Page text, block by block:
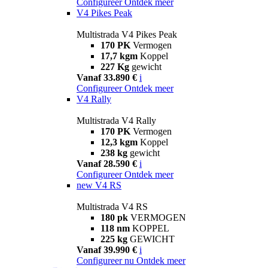
V4 Pikes Peak
Multistrada V4 Pikes Peak
170 PK Vermogen
17,7 kgm Koppel
227 Kg gewicht
Vanaf 33.890 € i
Configureer Ontdek meer
V4 Rally
Multistrada V4 Rally
170 PK Vermogen
12,3 kgm Koppel
238 kg gewicht
Vanaf 28.590 € i
Configureer Ontdek meer
new V4 RS
Multistrada V4 RS
180 pk VERMOGEN
118 nm KOPPEL
225 kg GEWICHT
Vanaf 39.990 € i
Configureer nu Ontdek meer